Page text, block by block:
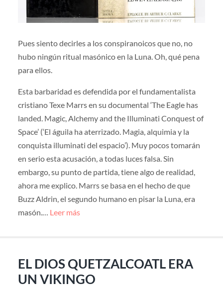
Pues siento decirles a los conspiranoicos que no, no
hubo ningún ritual masónico en la Luna. Oh, qué pena
para ellos.
Esta barbaridad es defendida por el fundamentalista
cristiano Texe Marrs en su documental ‘The Eagle has
landed. Magic, Alchemy and the Illuminati Conquest of
Space’ (‘El águila ha aterrizado. Magia, alquimia y la
conquista illuminati del espacio’). Muy pocos tomarán
en serio esta acusación, a todas luces falsa. Sin
embargo, su punto de partida, tiene algo de realidad,
ahora me explico. Marrs se basa en el hecho de que
Buzz Aldrin, el segundo humano en pisar la Luna, era
masón.… Leer más
EL DIOS QUETZALCOATL ERA
UN VIKINGO